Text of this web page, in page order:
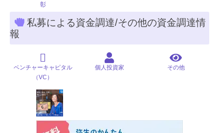
彰
私募による資金調達/その他の資金調達情
報
ベンチャーキャピタル
（VC）
個人投資家 その他